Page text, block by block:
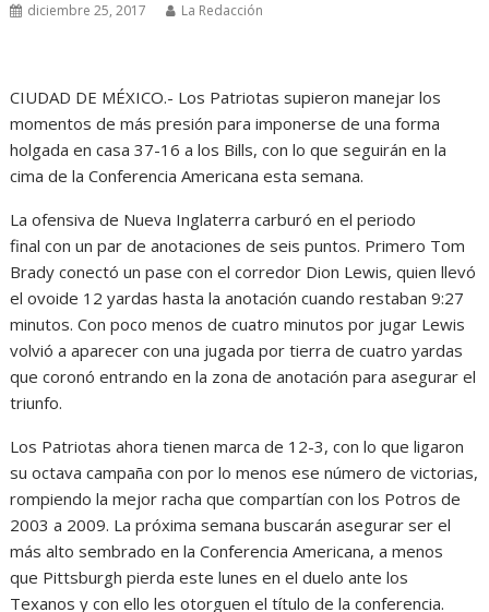
diciembre 25, 2017 La Redacción
CIUDAD DE MÉXICO.- Los Patriotas supieron manejar los
momentos de más presión para imponerse de una forma
holgada en casa 37-16 a los Bills, con lo que seguirán en la
cima de la Conferencia Americana esta semana.
La ofensiva de Nueva Inglaterra carburó en el periodo
final con un par de anotaciones de seis puntos. Primero Tom
Brady conectó un pase con el corredor Dion Lewis, quien llevó
el ovoide 12 yardas hasta la anotación cuando restaban 9:27
minutos. Con poco menos de cuatro minutos por jugar Lewis
volvió a aparecer con una jugada por tierra de cuatro yardas
que coronó entrando en la zona de anotación para asegurar el
triunfo.
Los Patriotas ahora tienen marca de 12-3, con lo que ligaron
su octava campaña con por lo menos ese número de victorias,
rompiendo la mejor racha que compartían con los Potros de
2003 a 2009. La próxima semana buscarán asegurar ser el
más alto sembrado en la Conferencia Americana, a menos
que Pittsburgh pierda este lunes en el duelo ante los
Texanos y con ello les otorguen el título de la conferencia.